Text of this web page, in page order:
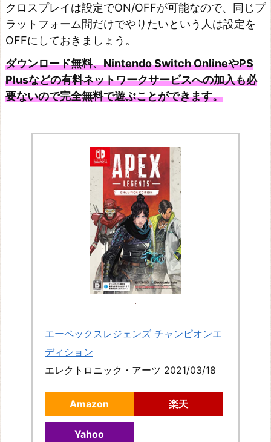
クロスプレイは設定でON/OFFが可能なので、同じプ
ラットフォーム間だけでやりたいという人は設定を
OFFにしておきましょう。
ダウンロード無料、Nintendo Switch OnlineやPS
Plusなどの有料ネットワークサービスへの加入も必
要ないので完全無料で遊ぶことができます。
エーペックスレジェンズ チャンピオンエ
ディション
エレクトロニック・アーツ 2021/03/18
Amazon 楽天
Yahoo